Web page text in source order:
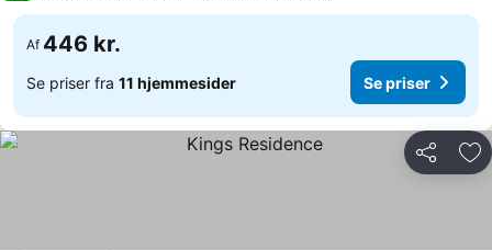
Af 446 kr.
Se priser fra 11 hjemmesider Se priser
Del